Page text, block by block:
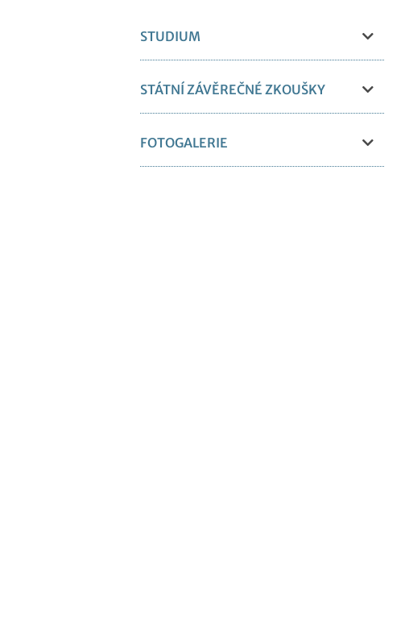
STUDIUM
STÁTNÍ ZÁVĚREČNÉ ZKOUŠKY
FOTOGALERIE